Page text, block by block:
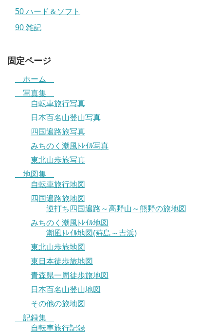
50 ハード＆ソフト
90 雑記
固定ページ
ホーム
写真集
自転車旅行写真
日本百名山登山写真
四国遍路旅写真
みちのく潮風ﾄﾚｲﾙ写真
東北山歩旅写真
地図集
自転車旅行地図
四国遍路旅地図
逆打ち四国遍路～高野山～熊野の旅地図
みちのく潮風ﾄﾚｲﾙ地図
潮風ﾄﾚｲﾙ地図(蕪島～吉浜)
東北山歩旅地図
東日本徒歩旅地図
青森県一周徒歩旅地図
日本百名山登山地図
その他の旅地図
記録集
自転車旅行記録